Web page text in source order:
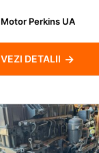
Motor Perkins UA
VEZI DETALII